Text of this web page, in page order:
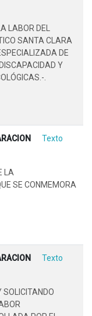
LABOR DEL
SANTA CLARA
DE
Y
.
Texto
LA
SE CONMEMORA
Texto
SOLICITANDO